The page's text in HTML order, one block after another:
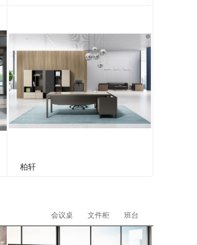
柏轩
班台
文件柜
会议桌